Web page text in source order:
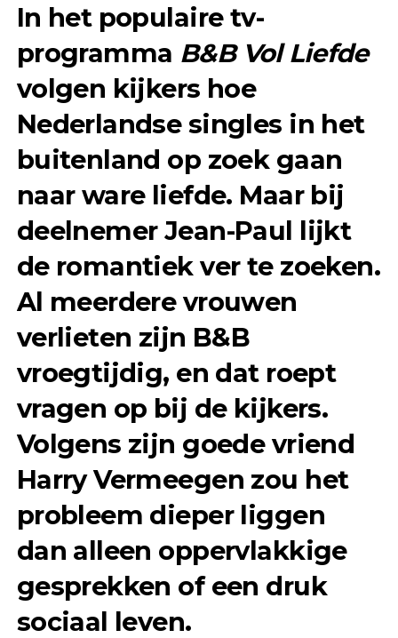
In het populaire tv-
programma B&B Vol Liefde
volgen kijkers hoe
Nederlandse singles in het
buitenland op zoek gaan
naar ware liefde. Maar bij
deelnemer Jean-Paul lijkt
de romantiek ver te zoeken.
Al meerdere vrouwen
verlieten zijn B&B
vroegtijdig, en dat roept
vragen op bij de kijkers.
Volgens zijn goede vriend
Harry Vermeegen zou het
probleem dieper liggen
dan alleen oppervlakkige
gesprekken of een druk
sociaal leven.